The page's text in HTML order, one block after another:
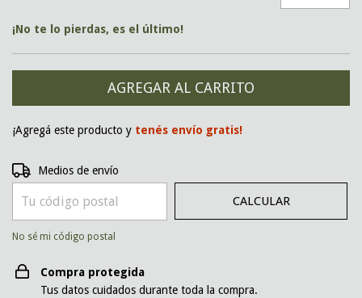
¡No te lo pierdas, es el último!
¡Agregá este producto y tenés envío gratis!
Entregas para el CP:
Medios de envío
CALCULAR
No sé mi código postal
Compra protegida
Tus datos cuidados durante toda la compra.